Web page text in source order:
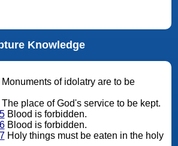
Knowledge
Monuments of idolatry are to be
place of God's service to be kept.
Blood is forbidden.
Blood is forbidden.
Holy things must be eaten in the holy